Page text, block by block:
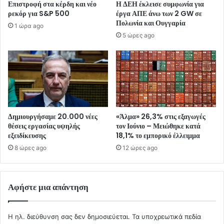
Επιστροφή στα κέρδη και νέο
ρεκόρ για S&P 500
1 ώρα ago
Η ΔΕΗ έκλεισε συμφωνία για
έργα ΑΠΕ άνω των 2 GW σε
Πολωνία και Ουγγαρία
5 ώρες ago
Δημιουργήσαμε 20.000 νέες
θέσεις εργασίας υψηλής
εξειδίκευσης
8 ώρες ago
«Άλμα» 26,3% στις εξαγωγές
τον Ιούνιο – Μειώθηκε κατά
18,1% το εμπορικό έλλειμμα
12 ώρες ago
Αφήστε μια απάντηση
Η ηλ. διεύθυνση σας δεν δημοσιεύεται. Τα υποχρεωτικά πεδία